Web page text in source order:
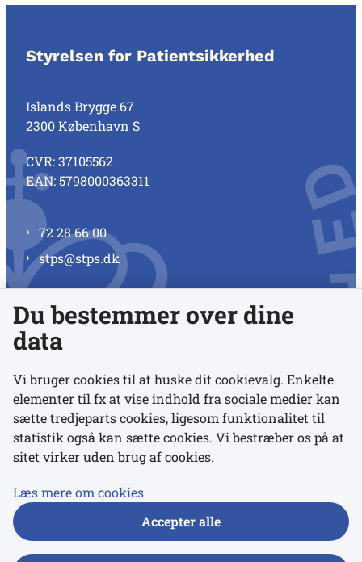
Styrelsen for Patientsikkerhed
Islands Brygge 67
2300 København S
CVR: 37105562
EAN: 5798000363311
72 28 66 00
stps@stps.dk
Se alle kontaktnumre
Links
Udgivelser
Du bestemmer over dine
data
Vi bruger cookies til at huske dit cookievalg. Enkelte
elementer til fx at vise indhold fra sociale medier kan
sætte tredjeparts cookies, ligesom funktionalitet til
statistik også kan sætte cookies. Vi bestræber os på at
sitet virker uden brug af cookies.
Læs mere om cookies
Accepter alle